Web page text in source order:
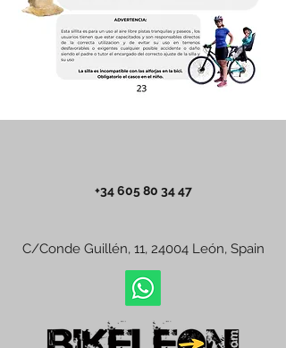
+34 605 80 34 47
C/Conde Guillén, 11, 24004 León, Spain